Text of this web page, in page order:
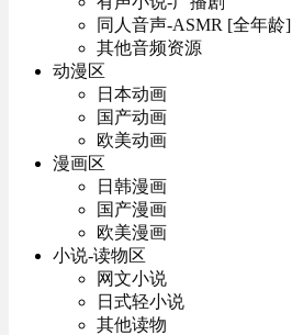
同人音声-ASMR [全年龄]
其他音频资源
动漫区
日本动画
国产动画
欧美动画
漫画区
日韩漫画
国产漫画
欧美漫画
小说-读物区
网文小说
日式轻小说
其他读物